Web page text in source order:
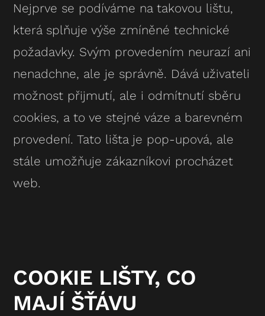
Nejprve se podíváme na takovou lištu,
která splňuje výše zmíněné technické
požadavky. Svým provedením neurazí ani
nenadchne, ale je správně. Dává uživateli
možnost přijmutí, ale i odmítnutí sběru
cookies, a to ve stejné váze a barevném
provedení. Tato lišta je pop-upová, ale
stále umožňuje zákazníkovi procházet
web.
COOKIE LIŠTY, CO
MAJÍ ŠŤÁVU